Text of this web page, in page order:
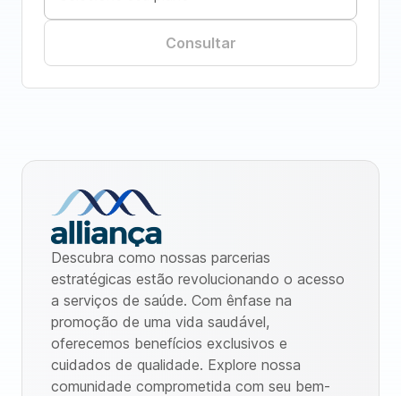
Consultar
Descubra como nossas parcerias
estratégicas estão revolucionando o acesso
a serviços de saúde. Com ênfase na
promoção de uma vida saudável,
oferecemos benefícios exclusivos e
cuidados de qualidade. Explore nossa
comunidade comprometida com seu bem-